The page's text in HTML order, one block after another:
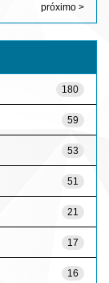
próximo >
180
59
53
51
21
17
16